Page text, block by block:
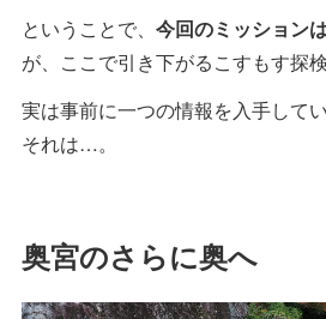
ということで、 今回のミッション
が、ここで引き下がるこすもす探
実は事前に一つの情報を入手してい
それは…。
奥宮のさらに奥へ